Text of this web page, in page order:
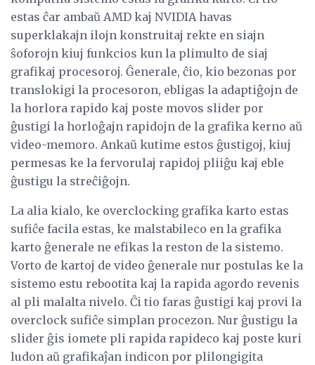
estas ĉar ambaŭ AMD kaj NVIDIA havas
superklakajn ilojn konstruitaj rekte en siajn
ŝoforojn kiuj funkcios kun la plimulto de siaj
grafikaj procesoroj. Ĝenerale, ĉio, kio bezonas por
translokigi la procesoron, ebligas la adaptiĝojn de
la horlora rapido kaj poste movos slider por
ĝustigi la horloĝajn rapidojn de la grafika kerno aŭ
video-memoro. Ankaŭ kutime estos ĝustigoj, kiuj
permesas ke la fervorulaj rapidoj pliiĝu kaj eble
ĝustigu la streĉiĝojn.
La alia kialo, ke overclocking grafika karto estas
sufiĉe facila estas, ke malstabileco en la grafika
karto ĝenerale ne efikas la reston de la sistemo.
Vorto de kartoj de video ĝenerale nur postulas ke la
sistemo estu rebootita kaj la rapida agordo revenis
al pli malalta nivelo. Ĉi tio faras ĝustigi kaj provi la
overclock sufiĉe simplan procezon. Nur ĝustigu la
slider ĝis iomete pli rapida rapideco kaj poste kuri
ludon aŭ grafikaĵan indicon por plilongigita